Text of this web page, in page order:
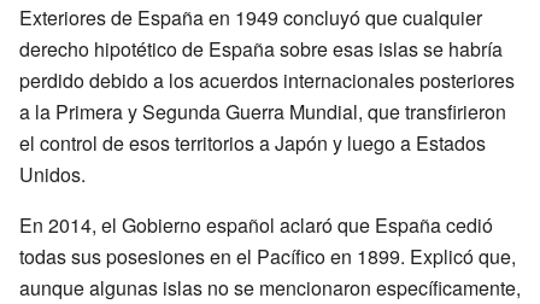
Exteriores de España en 1949 concluyó que cualquier
derecho hipotético de España sobre esas islas se habría
perdido debido a los acuerdos internacionales posteriores
a la Primera y Segunda Guerra Mundial, que transfirieron
el control de esos territorios a Japón y luego a Estados
Unidos.
En 2014, el Gobierno español aclaró que España cedió
todas sus posesiones en el Pacífico en 1899. Explicó que,
aunque algunas islas no se mencionaron específicamente,